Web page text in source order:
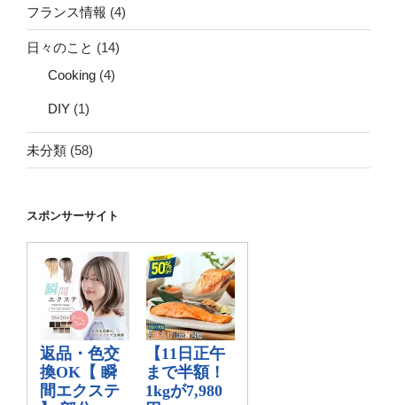
フランス情報 (4)
日々のこと (14)
Cooking (4)
DIY (1)
未分類 (58)
スポンサーサイト